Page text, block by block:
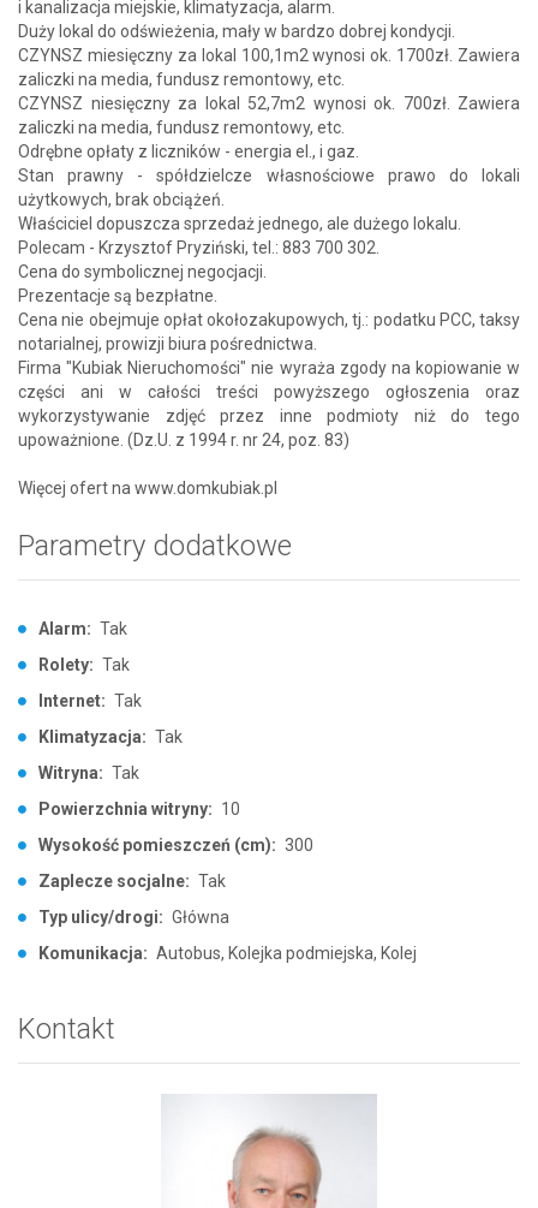
i kanalizacja miejskie, klimatyzacja, alarm.
Duży lokal do odświeżenia, mały w bardzo dobrej kondycji.
CZYNSZ miesięczny za lokal 100,1m2 wynosi ok. 1700zł. Zawiera
zaliczki na media, fundusz remontowy, etc.
CZYNSZ niesięczny za lokal 52,7m2 wynosi ok. 700zł. Zawiera
zaliczki na media, fundusz remontowy, etc.
Odrębne opłaty z liczników - energia el., i gaz.
Stan prawny - spółdzielcze własnościowe prawo do lokali
użytkowych, brak obciążeń.
Właściciel dopuszcza sprzedaż jednego, ale dużego lokalu.
Polecam - Krzysztof Pryziński, tel.: 883 700 302.
Cena do symbolicznej negocjacji.
Prezentacje są bezpłatne.
Cena nie obejmuje opłat okołozakupowych, tj.: podatku PCC, taksy
notarialnej, prowizji biura pośrednictwa.
Firma "Kubiak Nieruchomości" nie wyraża zgody na kopiowanie w
części ani w całości treści powyższego ogłoszenia oraz
wykorzystywanie zdjęć przez inne podmioty niż do tego
upoważnione. (Dz.U. z 1994 r. nr 24, poz. 83)
Więcej ofert na www.domkubiak.pl
Parametry dodatkowe
Alarm: Tak
Rolety: Tak
Internet: Tak
Klimatyzacja: Tak
Witryna: Tak
Powierzchnia witryny: 10
Wysokość pomieszczeń (cm): 300
Zaplecze socjalne: Tak
Typ ulicy/drogi: Główna
Komunikacja: Autobus, Kolejka podmiejska, Kolej
Kontakt